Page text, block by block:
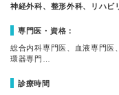
神経外科、整形外科、リハビ
専門医・資格：
総合内科専門医、血液専門医
環器専門…
診療時間